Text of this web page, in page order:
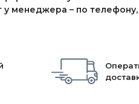
менеджера – по телефону,